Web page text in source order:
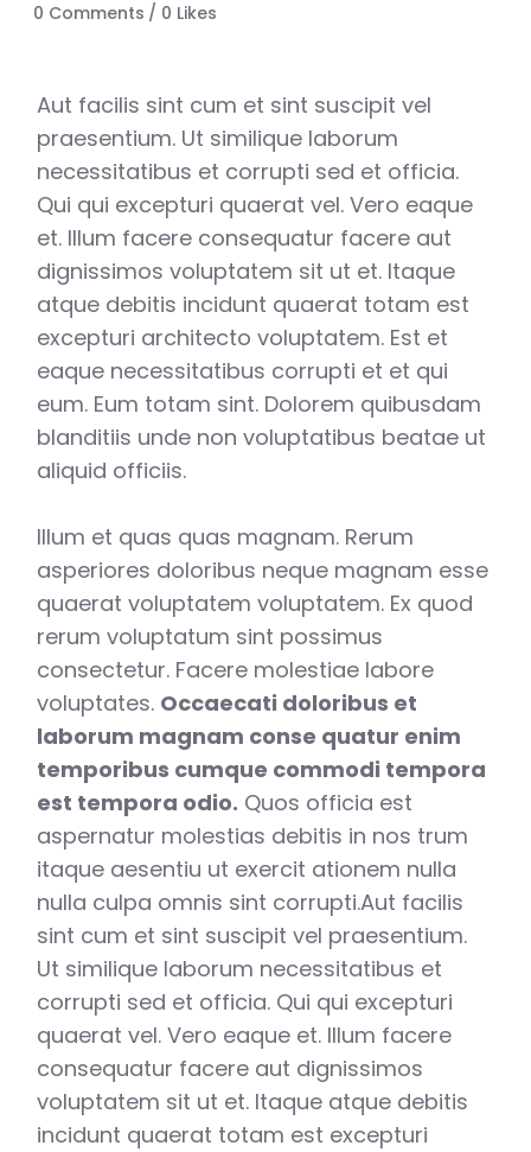
0 Comments
0 Likes
Aut facilis sint cum et sint suscipit vel
praesentium. Ut similique laborum
necessitatibus et corrupti sed et officia.
Qui qui excepturi quaerat vel. Vero eaque
et. Illum facere consequatur facere aut
dignissimos voluptatem sit ut et. Itaque
atque debitis incidunt quaerat totam est
excepturi architecto voluptatem. Est et
eaque necessitatibus corrupti et et qui
eum. Eum totam sint. Dolorem quibusdam
blanditiis unde non voluptatibus beatae ut
aliquid officiis.
Illum et quas quas magnam. Rerum
asperiores doloribus neque magnam esse
quaerat voluptatem voluptatem. Ex quod
rerum voluptatum sint possimus
consectetur. Facere molestiae labore
voluptates. Occaecati doloribus et
laborum magnam conse quatur enim
temporibus cumque commodi tempora
est tempora odio. Quos officia est
aspernatur molestias debitis in nos trum
itaque aesentiu ut exercit ationem nulla
nulla culpa omnis sint corrupti.Aut facilis
sint cum et sint suscipit vel praesentium.
Ut similique laborum necessitatibus et
corrupti sed et officia. Qui qui excepturi
quaerat vel. Vero eaque et. Illum facere
consequatur facere aut dignissimos
voluptatem sit ut et. Itaque atque debitis
incidunt quaerat totam est excepturi